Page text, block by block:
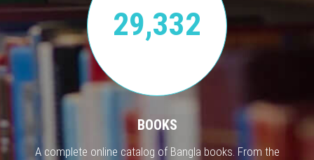
29,332
BOOKS
A complete online catalog of Bangla books. From the